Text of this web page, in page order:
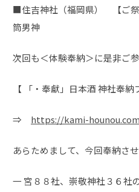
■住吉神社（福岡県） 【ご
筒男神
次回も＜体験奉納＞に是非ご
【 「・奉獻」日本酒 神社奉
⇒ https://kami-
あらためまして、今回奉納さ
一 宮８８社、崇敬神社３６社